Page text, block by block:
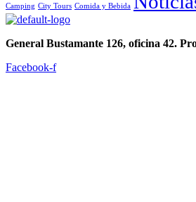
Camping City Tours Comida y Bebida
General Bustamante 126, oficina 42.
Facebook-f